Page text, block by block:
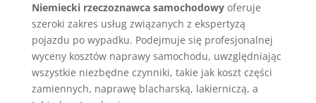
Niemiecki rzeczoznawca samochodowyoferuje
szeroki zakres usług związanych z ekspertyzą
pojazdu po wypadku. Podejmuje się profesjonalnej
wyceny kosztów naprawy samochodu, uwzględniając
wszystkie niezbędne czynniki, takie jak koszt części
zamiennych, naprawę blacharską, lakierniczą, a